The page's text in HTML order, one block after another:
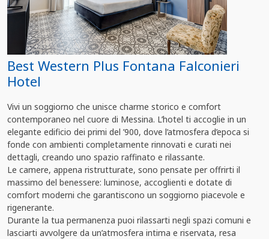
Best Western Plus Fontana Falconieri
Hotel
Vivi un soggiorno che unisce charme storico e comfort
contemporaneo nel cuore di Messina. L’hotel ti accoglie in un
elegante edificio dei primi del ’900, dove l’atmosfera d’epoca si
fonde con ambienti completamente rinnovati e curati nei
dettagli, creando uno spazio raffinato e rilassante.
Le camere, appena ristrutturate, sono pensate per offrirti il
massimo del benessere: luminose, accoglienti e dotate di
comfort moderni che garantiscono un soggiorno piacevole e
rigenerante.
Durante la tua permanenza puoi rilassarti negli spazi comuni e
lasciarti avvolgere da un’atmosfera intima e riservata, resa